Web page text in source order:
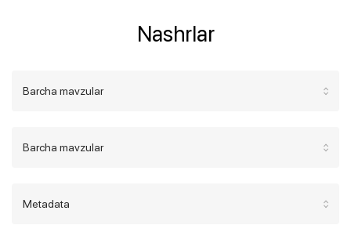
Nashrlar
Barcha mavzular
Barcha mavzular
Metadata